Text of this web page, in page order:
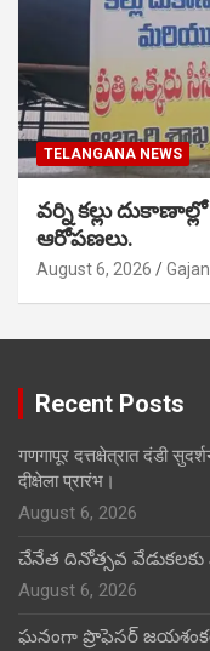
TELANGANA NEWS
వర్ని కల్లు
ఆరోపణలు.
August 6, 2026
Recent Posts
गणगापूर दत्तक्षेत्रात दंडी
दीक्षेला प्रारंभ।
August 6, 2026
చేనేత దినోత్సవ వేడుకలకు
August 6, 2026
ఘనంగా ప్రొఫెసర్